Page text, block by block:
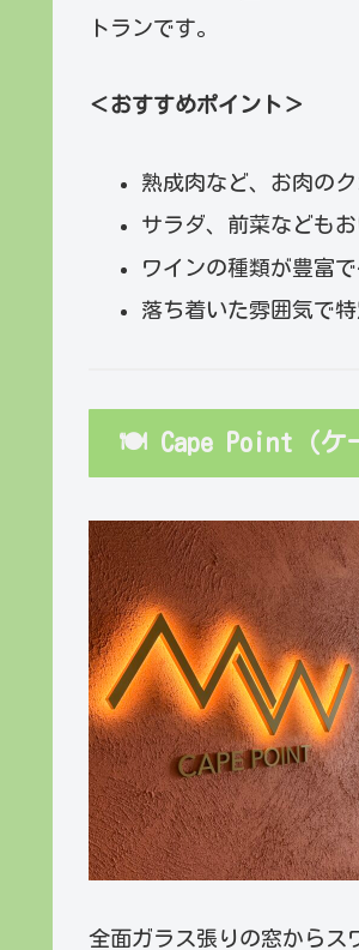
トランです。
＜おすすめポイント＞
熟成肉など、お肉の
サラダ、前菜なども
ワインの種類が豊富
落ち着いた雰囲気で
🍽 Cape Point（ケ
全面ガラス張りの窓からス